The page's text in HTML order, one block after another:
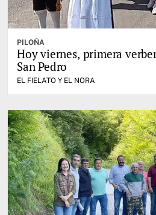
PILOÑA
Hoy viernes, primera
San Pedro
EL FIELATO Y EL NORA